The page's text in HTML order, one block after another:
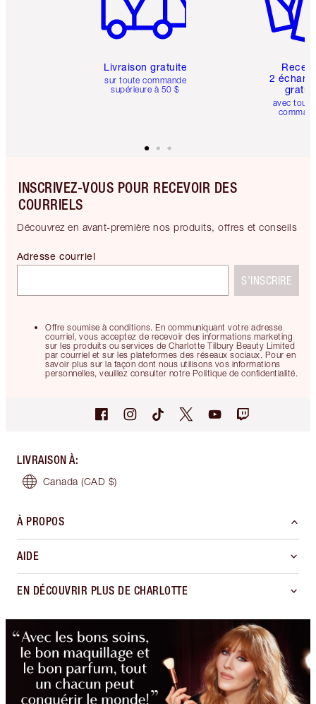
Livraison gratuite
sur toute commande
supérieure à 50 $
2
avec
INSCRIVEZ-VOUS POUR RECEVOIR DES
COURRIELS
Découvrez en avant-première nos produits, offres et conseils
Offre soumise à conditions. En communiquant votre adresse
courriel, vous acceptez de recevoir des informations marketing
sur les produits ou services de Charlotte Tilbury Beauty Limited
par courriel et sur les plateformes des réseaux sociaux. Pour en
savoir plus sur la façon dont nous utilisons vos informations
personnelles, veuillez consulter notre Politique de confidentialité.
Adresse courriel
S’INSCRIRE
LIVRAISON À:
Canada (CAD $)
À PROPOS
AIDE
EN DÉCOUVRIR PLUS DE CHARLOTTE